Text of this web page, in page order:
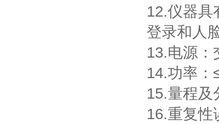
12.仪器具
登录和人
13.电源
14.功率：
15.量程及
16.重复性